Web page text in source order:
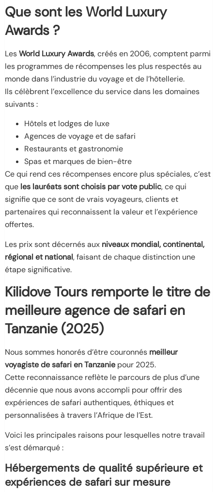
Que sont les World Luxury
Awards ?
LesWorld Luxury Awards, créés en 2006, comptent parmi
les programmes de récompenses les plus respectés au
monde dans l’industrie du voyage et de l’hôtellerie.
Ils célèbrent l’excellence du service dans les domaines
suivants :
Hôtels et lodges de luxe
Agences de voyage et de safari
Restaurants et gastronomie
Spas et marques de bien-être
Ce qui rend ces récompenses encore plus spéciales, c’est
que les lauréats sont choisis par vote public, ce qui
signifie que ce sont de vrais voyageurs, clients et
partenaires qui reconnaissent la valeur et l’expérience
offertes.
Les prix sont décernés aux niveaux mondial, continental,
régional et national, faisant de chaque distinction une
étape significative.
Kilidove Tours remporte le titre de
meilleure agence de safari en
Tanzanie (2025)
Nous sommes honorés d’être couronnés meilleur
voyagiste de safari en Tanzanie pour 2025.
Cette reconnaissance reflète le parcours de plus d’une
décennie que nous avons accompli pour offrir des
expériences de safari authentiques, éthiques et
personnalisées à travers l’Afrique de l’Est.
Voici les principales raisons pour lesquelles notre travail
s’est démarqué :
Hébergements de qualité supérieure et
expériences de safari sur mesure